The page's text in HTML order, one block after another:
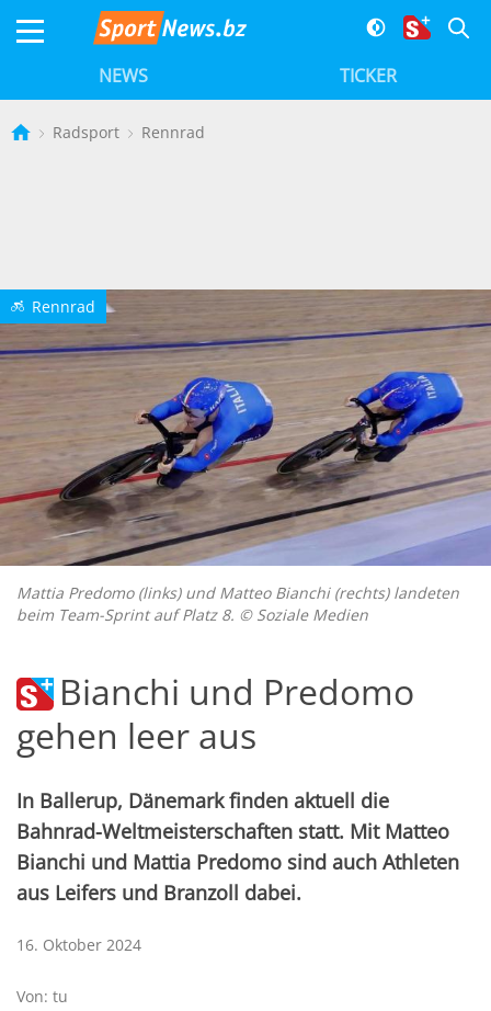
NEWS TICKER
Radsport Rennrad
E Rennrad
Mattia Predomo (links) und Matteo Bianchi (rechts) landeten
beim Team-Sprint auf Platz 8. © Soziale Medien
Bianchi und Predomo
gehen leer aus
In Ballerup, Dänemark finden aktuell die
Bahnrad-Weltmeisterschaften statt. Mit Matteo
Bianchi und Mattia Predomo sind auch Athleten
aus Leifers und Branzoll dabei.
16. Oktober 2024
Von: tu